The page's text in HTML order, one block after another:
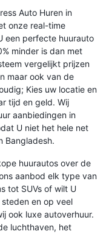
Auto Huren in
onze real-time
een perfecte huurauto
minder is dan met
vergelijkt prijzen
maar ook van de
Kies uw locatie en
tijd en geld. Wij
aanbiedingen in
U niet het hele net
Bangladesh.
huurautos over de
aanbod elk type van
tot SUVs of wilt U
en op veel
ook luxe autoverhuur.
luchthaven, het